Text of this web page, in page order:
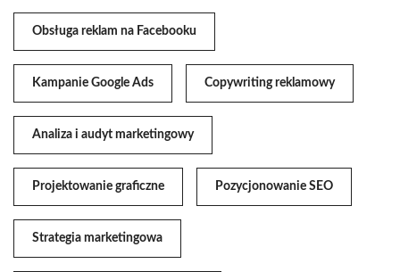
Obsługa reklam na Facebooku
Kampanie Google Ads Copywriting reklamowy
Analiza i audyt marketingowy
Projektowanie graficzne Pozycjonowanie SEO
Strategia marketingowa